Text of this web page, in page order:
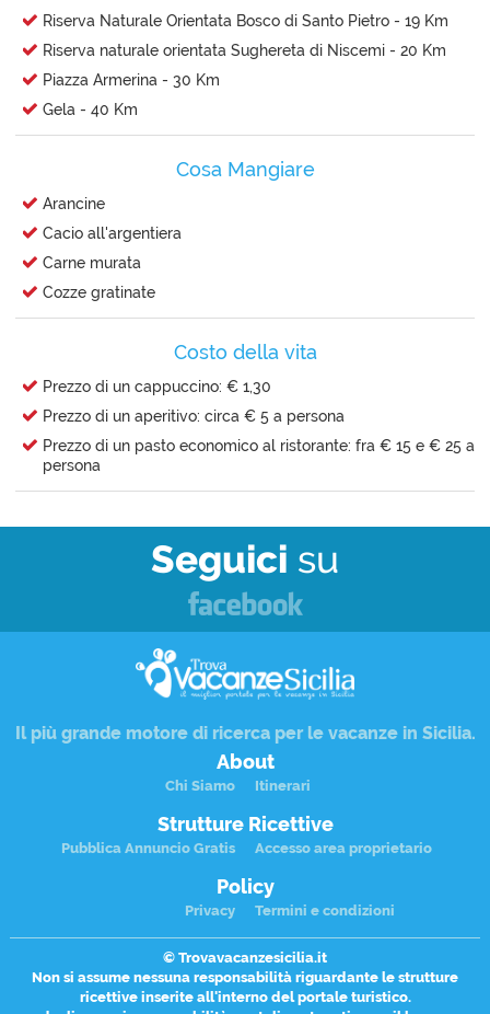
Riserva Naturale Orientata Bosco di Santo Pietro - 19 Km
Riserva naturale orientata Sughereta di Niscemi - 20 Km
Piazza Armerina - 30 Km
Gela - 40 Km
Cosa Mangiare
Arancine
Cacio all'argentiera
Carne murata
Cozze gratinate
Costo della vita
Prezzo di un cappuccino: € 1,30
Prezzo di un aperitivo: circa € 5 a persona
Prezzo di un pasto economico al ristorante: fra € 15 e € 25 a
persona
Seguici su
Il più grande motore di ricerca per le vacanze in Sicilia.
About
Chi Siamo Itinerari
Strutture Ricettive
Pubblica Annuncio Gratis Accesso area proprietario
Policy
Privacy Termini e condizioni
© Trovavacanzesicilia.it
Non si assume nessuna responsabilità riguardante le strutture
ricettiveinserite all'interno del portale turistico.